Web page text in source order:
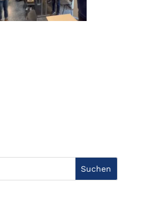
Suchen